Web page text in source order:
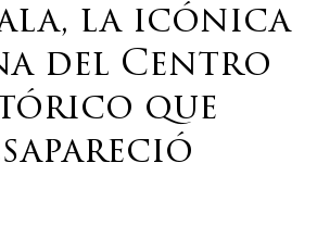
la icónica
del Centro
que